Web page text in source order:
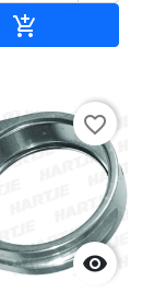


favorite_border